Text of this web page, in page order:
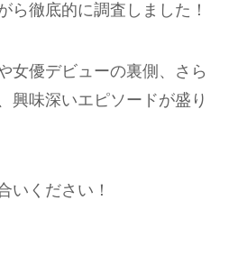
ら徹底的に調査しました！
女優デビューの裏側、さら
興味深いエピソードが盛り
いください！